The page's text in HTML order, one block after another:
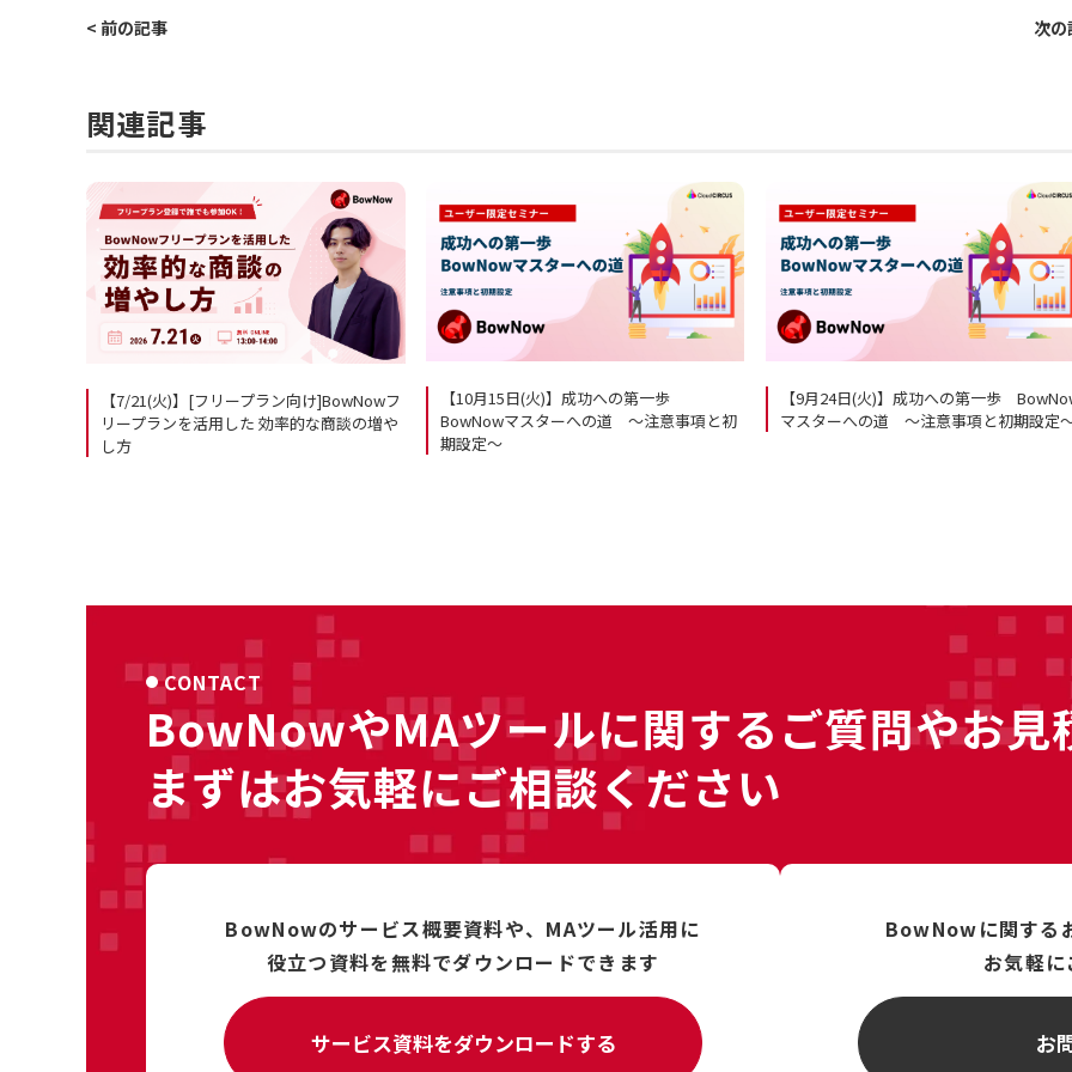
< 前の記事 次の
関連記事
【7/21(火)】[フリープラン向け]BowNowフ
リープランを活用した 効率的な商談の増や
し方
【10月15日(火)】成功への第一歩
BowNowマスターへの道 ～注意事項と初
期設定～
【9月24日(火)】成功への第一歩
マスターへの道 ～注意事項と初期設定
CONTACT
BowNowやMAツールに関するご質問やお見
まずはお気軽にご相談ください
BowNowのサービス概要資料や、 MAツール活用に
役立つ資料を無料でダウンロードできます
サービス資料をダウンロードする
BowNowに関する
お気軽に
お